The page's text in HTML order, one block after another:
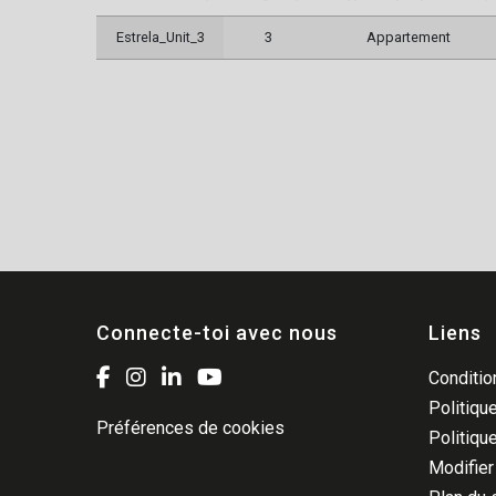
Estrela_Unit_3 3 Appartement
Connecte-toi avec nous
Préférences de cookies
Liens